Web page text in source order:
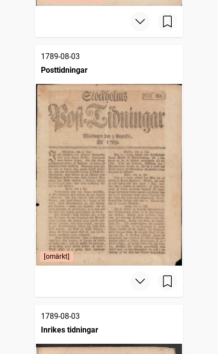
1789-08-03
Posttidningar
[omärkt]
1789-08-03
Inrikes tidningar